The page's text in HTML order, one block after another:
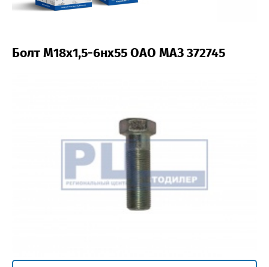
Болт М18х1,5-6нх55 ОАО МАЗ 372745